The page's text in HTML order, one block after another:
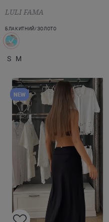
LULI FAMA
БЛАКИТНИЙ/ЗОЛОТО
S M
NEW